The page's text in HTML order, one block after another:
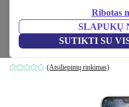
Ribotas
SLAPUKŲ
SUTIKTI SU
Nokia 6.1 Plus
64 GB | Dual-SIM | baltas
(Atsiliepimų rinkimas)